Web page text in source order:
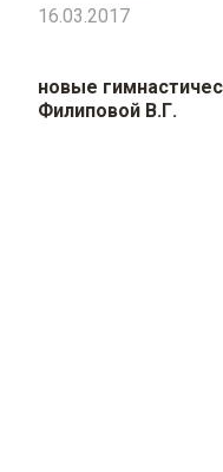
16.03.2017
новые
Филиповой В.Г.